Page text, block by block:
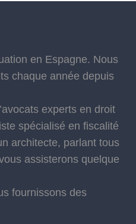
en Espagne. Nous
chaque année depuis
experts en droit
spécialisé en fiscalité
architecte, parlant tous
assisterons quelque
fournissons des